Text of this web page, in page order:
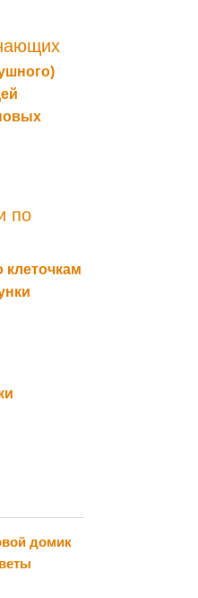
клеточкам
домик